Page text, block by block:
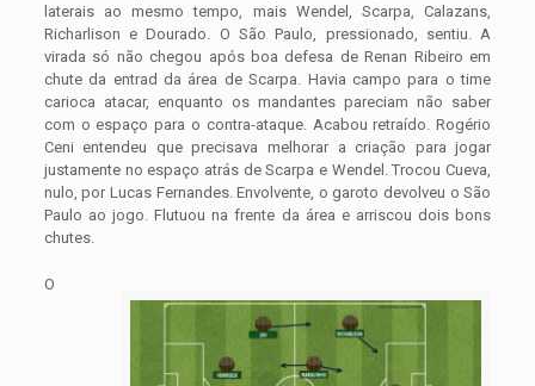
laterais ao mesmo tempo, mais Wendel, Scarpa, Calazans,
Richarlison e Dourado. O São Paulo, pressionado, sentiu. A
virada só não chegou após boa defesa de Renan Ribeiro em
chute da entrad da área de Scarpa. Havia campo para o time
carioca atacar, enquanto os mandantes pareciam não saber
com o espaço para o contra-ataque. Acabou retraído. Rogério
Ceni entendeu que precisava melhorar a criação para jogar
justamente no espaço atrás de Scarpa e Wendel. Trocou Cueva,
nulo, por Lucas Fernandes. Envolvente, o garoto devolveu o São
Paulo ao jogo. Flutuou na frente da área e arriscou dois bons
chutes.
O